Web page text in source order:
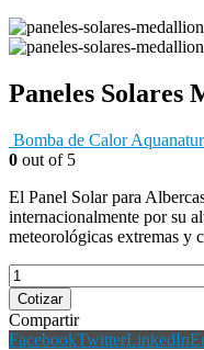
Paneles Solares
Bomba de Calor
0 out of 5
El Panel Solar para
internacionalmente por su
meteorológicas extremas y
Cotizar
Compartir
FacebookTwitterLinkedIn